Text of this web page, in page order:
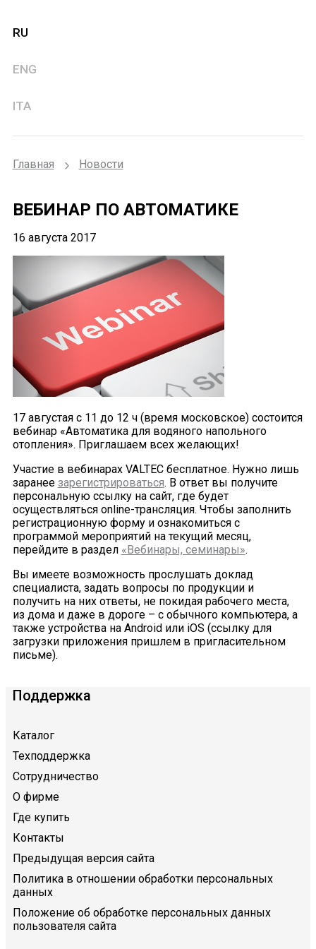
RU
ENG
ITA
Главная Новости
ВЕБИНАР ПО АВТОМАТИКЕ
16 августа 2017
17 августая с 11 до 12 ч (время московское) состоится
вебинар «Автоматика для водяного напольного
отопления». Приглашаем всех желающих!
Участие в вебинарах VALTEC бесплатное. Нужно лишь
заранее зарегистрироваться. В ответ вы получите
персональную ссылку на сайт, где будет
осуществляться online-трансляция. Чтобы заполнить
регистрационную форму и ознакомиться с
программой мероприятий на текущий месяц,
перейдите в раздел «Вебинары, семинары».
Вы имеете возможность прослушать доклад
специалиста, задать вопросы по продукции и
получить на них ответы, не покидая рабочего места,
из дома и даже в дороге – с обычного компьютера, а
также устройства на Android или iOS (ссылку для
загрузки приложения пришлем в пригласительном
письме).
Поддержка
Каталог
Техподдержка
Сотрудничество
О фирме
Где купить
Контакты
Предыдущая версия сайта
Политика в отношении обработки персональных
данных
Положение об обработке персональных данных
пользователя сайта